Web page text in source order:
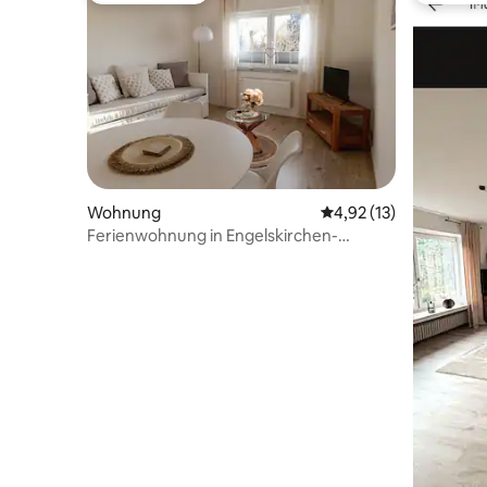
Wohnung Durchschnittliche
4,92 (13)
Ferienwohnung in Engelskirchen-